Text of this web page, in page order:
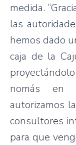
medida.
las
hemos dado
caja de la
nomás en
autorizamos
consultores
para que